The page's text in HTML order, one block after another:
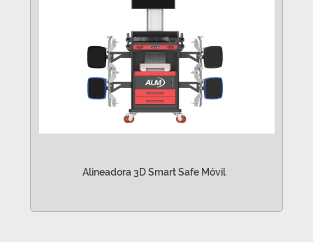
Alineadora 3D Smart Safe Móvil